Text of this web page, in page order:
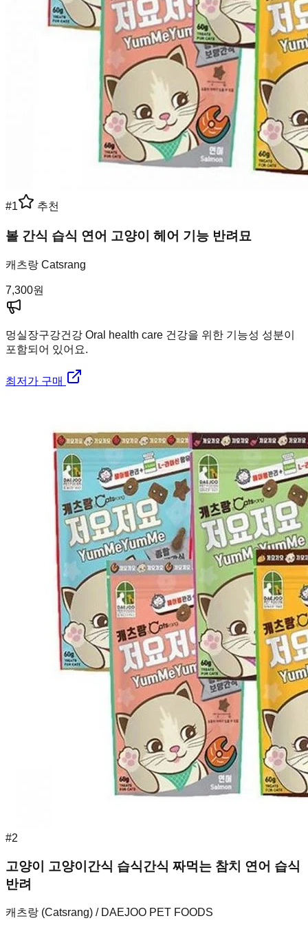
#1 추천
볼 간식 습식 연어 고양이 헤어 기능 반려묘
캐츠랑 Catsrang
7,300원
멍실장구강건강 Oral health care 건강을 위한 기능성 성분이
포함되어 있어요.
최저가 구매
#2
고양이 고양이간식 습식간식 짜먹는 참치 연어 습식
반려
캐츠랑 (Catsrang) / DAEJOO PET FOODS